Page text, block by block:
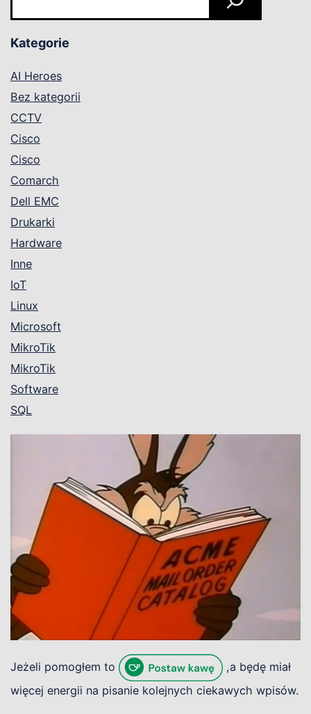
Kategorie
AI Heroes
Bez kategorii
CCTV
Cisco
Cisco
Comarch
Dell EMC
Drukarki
Hardware
Inne
IoT
Linux
Microsoft
MikroTik
MikroTik
Software
SQL
Jeżeli pomogłem to
,a będę miał
więcej energii na pisanie kolejnych ciekawych wpisów.